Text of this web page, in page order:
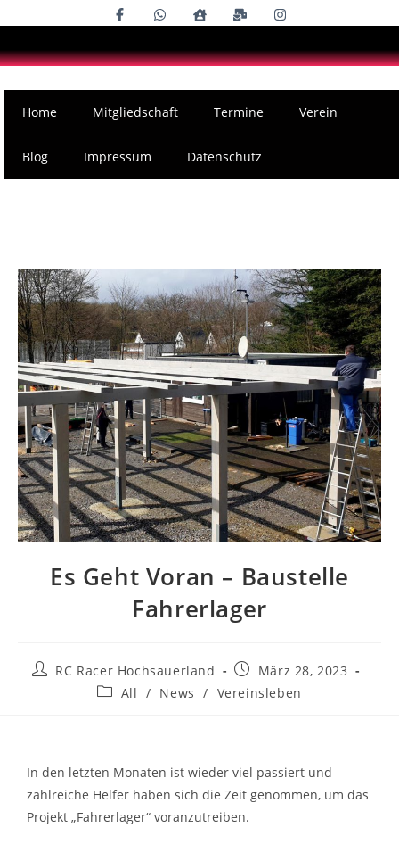
Home Mitgliedschaft Termine Verein
Blog Impressum Datenschutz
Es Geht Voran – Baustelle
Fahrerlager
RC Racer Hochsauerland
März 28, 2023
All / News / Vereinsleben
In den letzten Monaten ist wieder viel passiert und
zahlreiche Helfer haben sich die Zeit genommen, um das
Projekt „Fahrerlager“ voranzutreiben.